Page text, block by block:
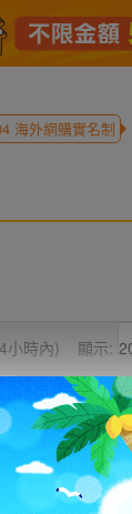
海外網購實名制
小時內) 顯示: